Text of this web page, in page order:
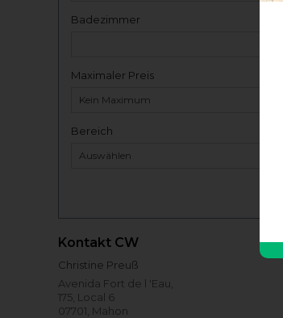
Badezimmer
Maximaler Preis
Bereich
Kontakt CW
Christine Preuß
Avenida Fort de l 'Eau,
175, Local 6
07701, Mahon